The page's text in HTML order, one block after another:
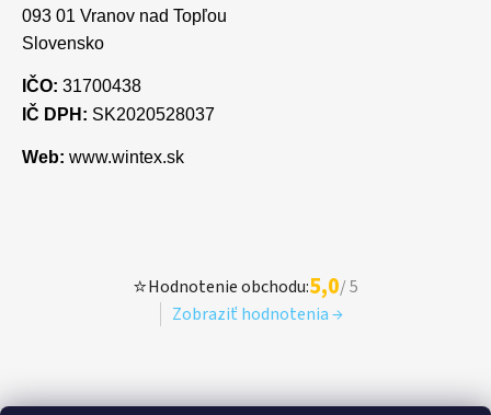
093 01 Vranov nad Topľou
Slovensko
IČO: 31700438
IČ DPH: SK2020528037
Web: www.wintex.sk
⭐Hodnotenie obchodu:5,0/ 5
Zobraziť hodnotenia →